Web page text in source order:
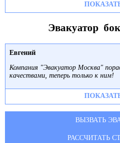
Эвакуатор
Евгений
Компания "Эвакуатор Москва"
качествами, теперь только к ним!
ВЫЗВАТЬ
РАССЧИТАТЬ